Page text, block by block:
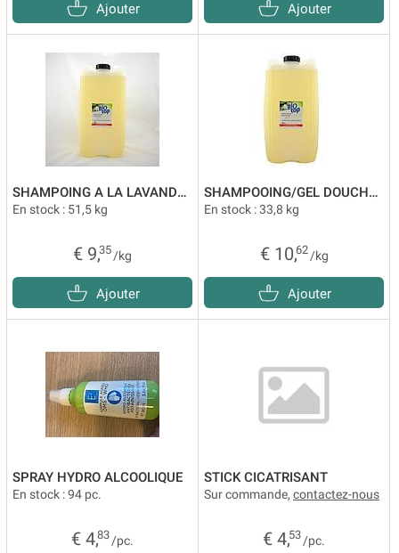
Ajouter Ajouter
SHAMPOING A LA LAVANDE VRAC
En stock : 51,5 kg
€ 9,35 /kg
Ajouter
SHAMPOOING/GEL DOUCHE ROMARIN VRAC
En stock : 33,8 kg
€ 10,62 /kg
Ajouter
SPRAY HYDRO ALCOOLIQUE
En stock : 94 pc.
€ 4,83 /pc.
STICK CICATRISANT
Sur commande, contactez-nous
€ 4,53 /pc.